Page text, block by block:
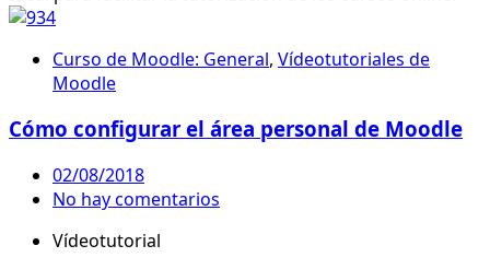
Curso de Moodle: General, Vídeotutoriales de
Moodle
Cómo configurar el área personal de Moodle
02/08/2018
No hay comentarios
Vídeotutorial